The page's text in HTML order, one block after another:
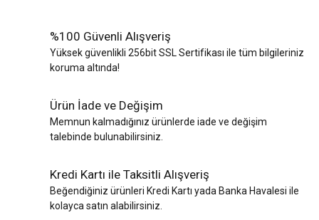
%100 Güvenli Alışveriş
Yüksek güvenlikli 256bit SSL Sertifikası ile tüm bilgileriniz
koruma altında!
Ürün İade ve Değişim
Memnun kalmadığınız ürünlerde iade ve değişim
talebinde bulunabilirsiniz.
Kredi Kartı ile Taksitli Alışveriş
Beğendiğiniz ürünleri Kredi Kartı yada Banka Havalesi ile
kolayca satın alabilirsiniz.